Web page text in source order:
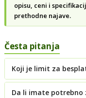
opisu, ceni i
prethodne najave.
Česta pitanja
Koji je limit za
Da li imate potrebno